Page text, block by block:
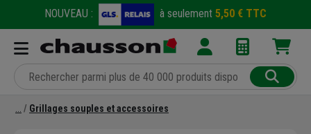
NOUVEAU : à seulement 5,50 € TTC
Grillages souples et accessoires